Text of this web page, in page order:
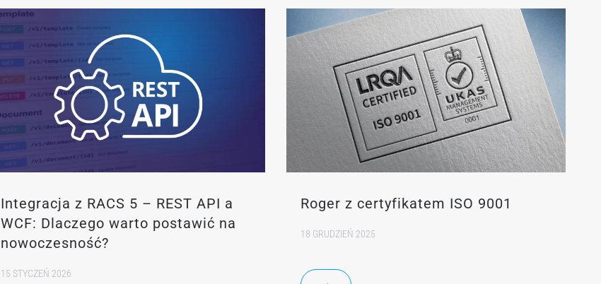
Integracja z RACS 5 – REST API a
WCF: Dlaczego warto postawić na
nowoczesność?
15 STYCZEŃ 2026
Roger z certyfikatem ISO 9001
18 GRUDZIEŃ 2025